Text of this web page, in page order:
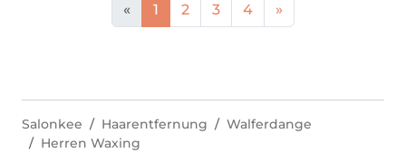
« 1 2 3 4 »
Salonkee Haarentfernung
Walferdange
Herren Waxing